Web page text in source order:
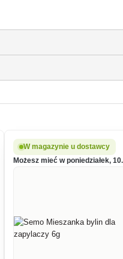
W magazynie u dostawcy
Możesz mieć w poniedziałek,